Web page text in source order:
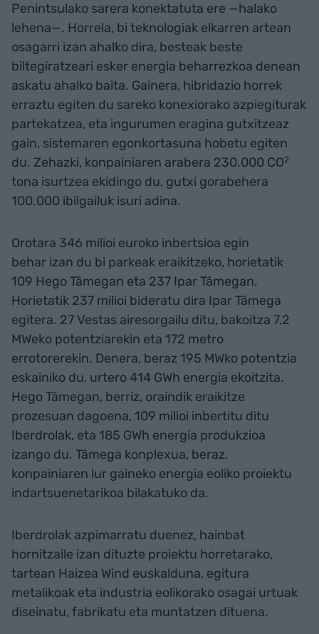
Penintsulako sarera konektatuta ere —halako
lehena—. Horrela, bi teknologiak elkarren artean
osagarri izan ahalko dira, besteak beste
biltegiratzeari esker energia beharrezkoa denean
askatu ahalko baita. Gainera, hibridazio horrek
erraztu egiten du sareko konexiorako azpiegiturak
partekatzea, eta ingurumen eragina gutxitzeaz
gain, sistemaren egonkortasuna hobetu egiten
du. Zehazki, konpainiaren arabera 230.000 CO2
tona isurtzea ekidingo du, gutxi gorabehera
100.000 ibilgailuk isuri adina.
Orotara 346 milioi euroko inbertsioa egin
behar izan du bi parkeak eraikitzeko, horietatik
109 Hego Tâmegan eta 237 Ipar Tâmegan.
Horietatik 237 milioi bideratu dira Ipar Tâmega
egitera. 27 Vestas airesorgailu ditu, bakoitza 7,2
MWeko potentziarekin eta 172 metro
errotorerekin. Denera, beraz 195 MWko potentzia
eskainiko du, urtero 414 GWh energia ekoitzita.
Hego Tâmegan, berriz, oraindik eraikitze
prozesuan dagoena, 109 milioi inbertitu ditu
Iberdrolak, eta 185 GWh energia produkzioa
izango du. Tâmega konplexua, beraz,
konpainiaren lur gaineko energia eoliko proiektu
indartsuenetarikoa bilakatuko da.
Iberdrolak azpimarratu duenez, hainbat
hornitzaile izan dituzte proiektu horretarako,
tartean Haizea Wind euskalduna, egitura
metalikoak eta industria eolikorako osagai urtuak
diseinatu, fabrikatu eta muntatzen dituena.